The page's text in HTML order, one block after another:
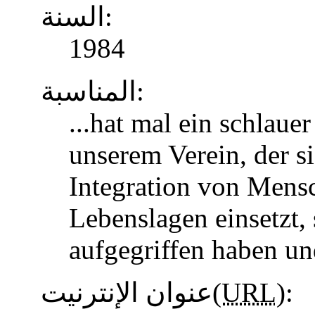
السنة:
1984
المناسبة:
...hat mal ein
unserem Verein, der
Integration von
Lebenslagen
aufgegriffen haben
عنوان الإنترنيت(URL):